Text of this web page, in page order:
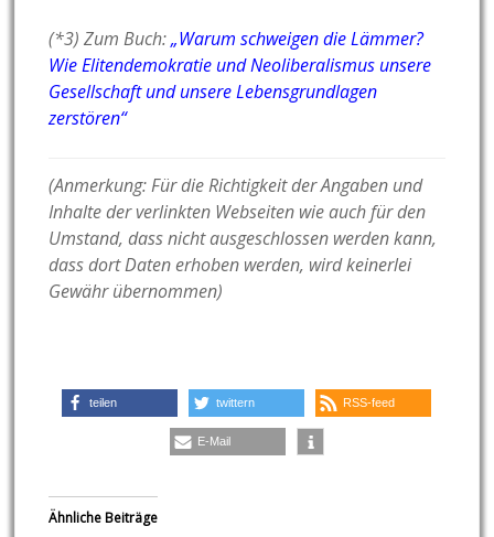
(*3) Zum Buch:„Warum schweigen die Lämmer?
Wie Elitendemokratie und Neoliberalismus unsere
Gesellschaft und unsere Lebensgrundlagen
zerstören“
(Anmerkung: Für die Richtigkeit der Angaben und
Inhalte der verlinkten Webseiten wie auch für den
Umstand, dass nicht ausgeschlossen werden kann,
dass dort Daten erhoben werden, wird keinerlei
Gewähr übernommen)
teilen twittern RSS-feed
E-Mail
Ähnliche Beiträge